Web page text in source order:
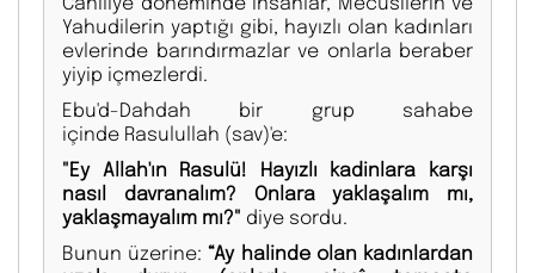
Yahudilerin yaptığı gibi, hayızlı olan kadınları
evlerinde barındırmazlar ve onlarla beraber
yiyip içmezlerdi.
Ebu'd-Dahdah bir grup sahabe
içinde Rasulullah (sav)'e:
"Ey Allah'ın Rasulü! Hayızlı kadinlara karşı
nasıl davranalım? Onlara yaklaşalım mı,
yaklaşmayalım mı?" diye sordu.
Bunun üzerine:“Ay halinde olan kadınlardan